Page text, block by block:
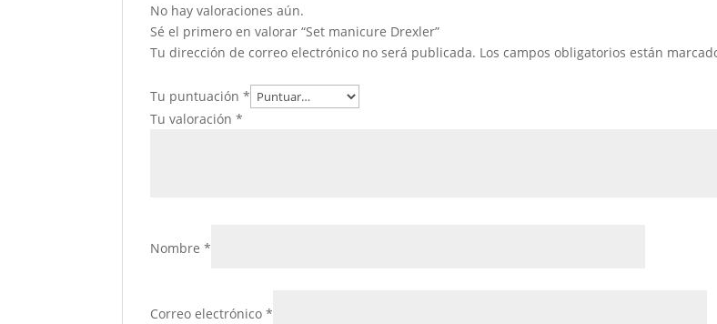
No hay valoraciones aún.
Sé el primero en valorar “Set manicure Drexler”
Tu dirección de correo electrónico no será publicada. Los campos obligatorios están
Tu puntuación*
Tu valoración*
Nombre*
Correo electrónico*